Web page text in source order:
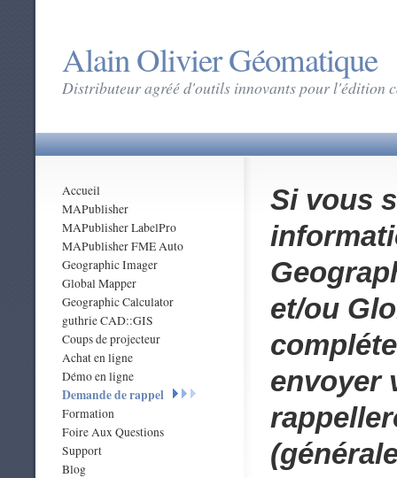
Alain Olivier Géomatique
Distributeur agréé d'outils innovants pour l'édition
Accueil
MAPublisher
MAPublisher LabelPro
MAPublisher FME Auto
Geographic Imager
Global Mapper
Geographic Calculator
guthrie CAD::GIS
Coups de projecteur
Achat en ligne
Démo en ligne
Demande de rappel
Formation
Foire Aux Questions
Support
Blog
Si vous
et/ou
envoyer